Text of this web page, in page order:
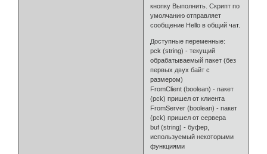
кнопку Выполнить. Скрипт по
умолчанию отправляет
сообщение Hello в общий чат.
Доступные переменные:
pck (string) - текущий
обрабатываемый пакет (без
первых двух байт с
размером)
FromClient (boolean) - пакет
(pck) пришел от клиента
FromServer (boolean) - пакет
(pck) пришел от сервера
buf (string) - буфер,
используемый некоторыми
функциями